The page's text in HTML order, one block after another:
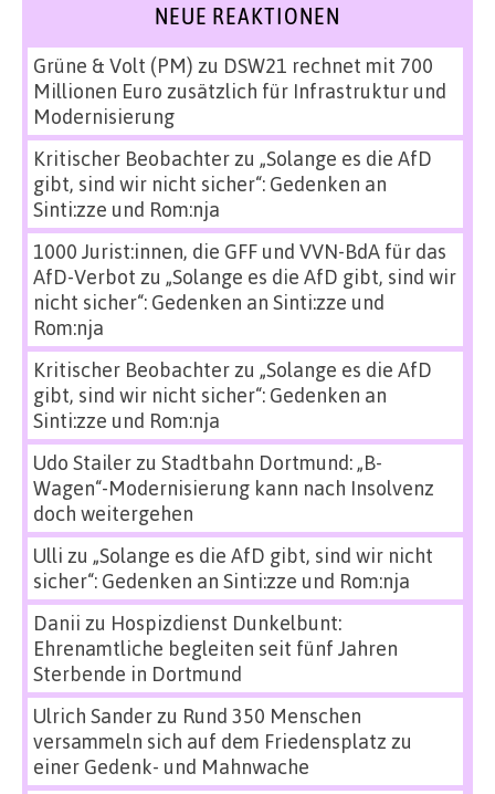
NEUE REAKTIONEN
Grüne & Volt (PM) zu DSW21 rechnet mit 700
Millionen Euro zusätzlich für Infrastruktur und
Modernisierung
Kritischer Beobachterzu „Solange es die AfD
gibt, sind wir nicht sicher“: Gedenken an
Sinti:zze und Rom:nja
1000 Jurist:innen, die GFF und VVN-BdA für das
AfD-Verbot zu „Solange es die AfD gibt, sind wir
nicht sicher“: Gedenken an Sinti:zze und
Rom:nja
Kritischer Beobachterzu „Solange es die AfD
gibt, sind wir nicht sicher“: Gedenken an
Sinti:zze und Rom:nja
Udo Stailerzu Stadtbahn Dortmund: „B-
Wagen“-Modernisierung kann nach Insolvenz
doch weitergehen
Ulli zu „Solange es die AfD gibt, sind wir nicht
sicher“: Gedenken an Sinti:zze und Rom:nja
Danii zu Hospizdienst Dunkelbunt:
Ehrenamtliche begleiten seit fünf Jahren
Sterbende in Dortmund
Ulrich Sanderzu Rund 350 Menschen
versammeln sich auf dem Friedensplatz zu
einer Gedenk- und Mahnwache